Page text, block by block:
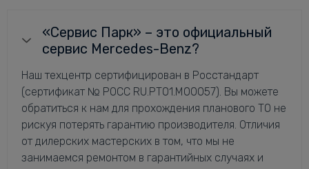
«Сервис Парк» – это официальный
сервис Mercedes-Benz?
Наш техцентр сертифицирован в Росстандарт
(сертификат № РОСС RU.РТ01.М00057). Вы можете
обратиться к нам для прохождения планового ТО не
рискуя потерять гарантию производителя. Отличия
от дилерских мастерских в том, что мы не
занимаемся ремонтом в гарантийных случаях и